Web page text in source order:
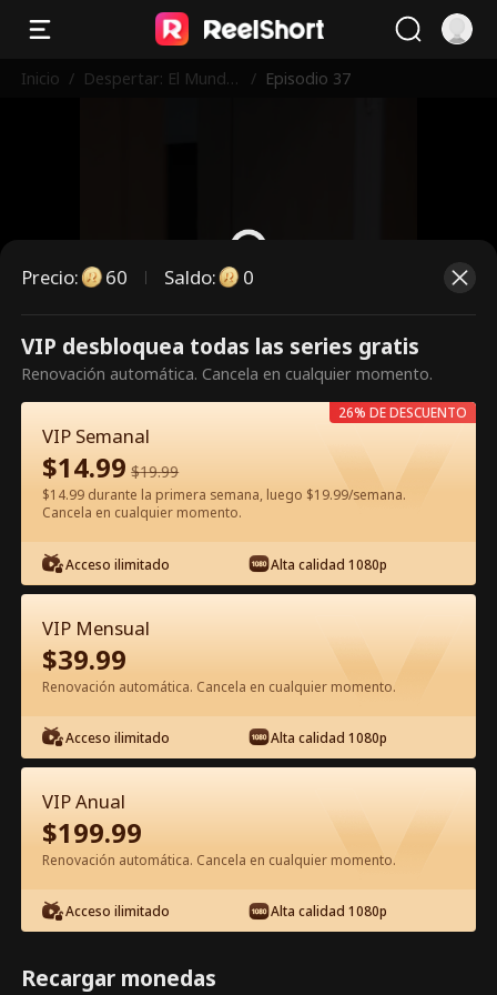
Inicio / Despertar: El Mundo
/ Episodio 37
Es un episodio de pago.
Desbloquéalo para verlo.
60
Episodio 37 - Despertar: El Mundo Le
Espera Película Completa
1-50 51-60 Todos los Episodios
37 38 40
Precio: 60 Saldo: 0
VIP desbloquea todas las series gratis
Renovación automática. Cancela en cualquier momento.
VIP Semanal
$14.99 $19.99
$14.99 durante la primera semana, luego $19.99/semana.
Cancela en cualquier momento.
Acceso ilimitado Alta calidad 1080p
26% DE DESCUENTO
VIP Mensual
$39.99
Renovación automática. Cancela en cualquier momento.
Acceso ilimitado Alta calidad 1080p
VIP Anual
$199.99
Renovación automática. Cancela en cualquier momento.
Acceso ilimitado Alta calidad 1080p
Recargar monedas